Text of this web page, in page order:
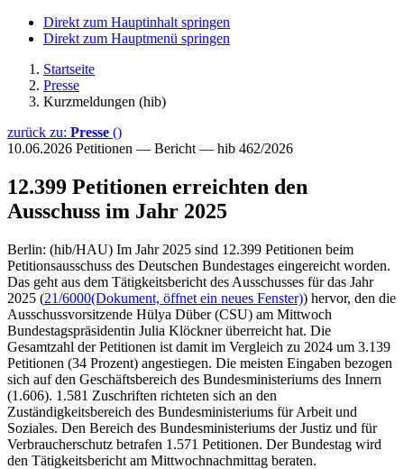
Direkt zum Hauptinhalt springen
Direkt zum Hauptmenü springen
Startseite
Presse
Kurzmeldungen (hib)
zurück zu: Presse ()
10.06.2026 Petitionen — Bericht — hib 462/2026
12.399 Petitionen erreichten den
Ausschuss im Jahr 2025
Berlin: (hib/HAU) Im Jahr 2025 sind 12.399 Petitionen beim
Petitionsausschuss des Deutschen Bundestages eingereicht worden.
Das geht aus dem Tätigkeitsbericht des Ausschusses für das Jahr
2025 (21/6000(Dokument, öffnet ein neues Fenster)) hervor, den die
Ausschussvorsitzende Hülya Düber (CSU) am Mittwoch
Bundestagspräsidentin Julia Klöckner überreicht hat. Die
Gesamtzahl der Petitionen ist damit im Vergleich zu 2024 um 3.139
Petitionen (34 Prozent) angestiegen. Die meisten Eingaben bezogen
sich auf den Geschäftsbereich des Bundesministeriums des Innern
(1.606). 1.581 Zuschriften richteten sich an den
Zuständigkeitsbereich des Bundesministeriums für Arbeit und
Soziales. Den Bereich des Bundesministeriums der Justiz und für
Verbraucherschutz betrafen 1.571 Petitionen. Der Bundestag wird
den Tätigkeitsbericht am Mittwochnachmittag beraten.